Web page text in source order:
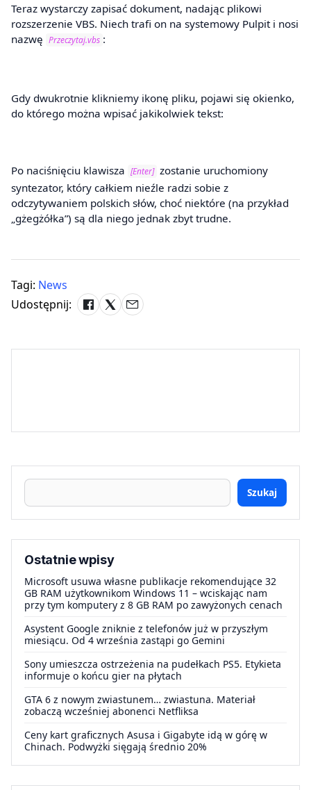
Teraz wystarczy zapisać dokument, nadając plikowi
rozszerzenie VBS. Niech trafi on na systemowy Pulpit i nosi
nazwę Przeczytaj.vbs :
Gdy dwukrotnie klikniemy ikonę pliku, pojawi się okienko,
do którego można wpisać jakikolwiek tekst:
Po naciśnięciu klawisza [Enter] zostanie uruchomiony
syntezator, który całkiem nieźle radzi sobie z
odczytywaniem polskich słów, choć niektóre (na przykład
„gżegżółka”) są dla niego jednak zbyt trudne.
Tagi: News
Udostępnij:
Szukaj
Ostatnie wpisy
Microsoft usuwa własne publikacje rekomendujące 32
GB RAM użytkownikom Windows 11 – wciskając nam
przy tym komputery z 8 GB RAM po zawyżonych cenach
Asystent Google zniknie z telefonów już w przyszłym
miesiącu. Od 4 września zastąpi go Gemini
Sony umieszcza ostrzeżenia na pudełkach PS5. Etykieta
informuje o końcu gier na płytach
GTA 6 z nowym zwiastunem… zwiastuna. Materiał
zobaczą wcześniej abonenci Netfliksa
Ceny kart graficznych Asusa i Gigabyte idą w górę w
Chinach. Podwyżki sięgają średnio 20%